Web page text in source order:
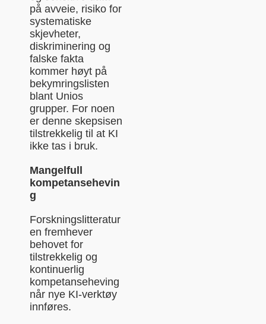
på avveie, risiko for
systematiske
skjevheter,
diskriminering og
falske fakta
kommer høyt på
bekymringslisten
blant Unios
grupper. For noen
er denne skepsisen
tilstrekkelig til at KI
ikke tas i bruk.
Mangelfull
kompetansehevin
g
Forskningslitteratur
en fremhever
behovet for
tilstrekkelig og
kontinuerlig
kompetanseheving
når nye KI-verktøy
innføres.